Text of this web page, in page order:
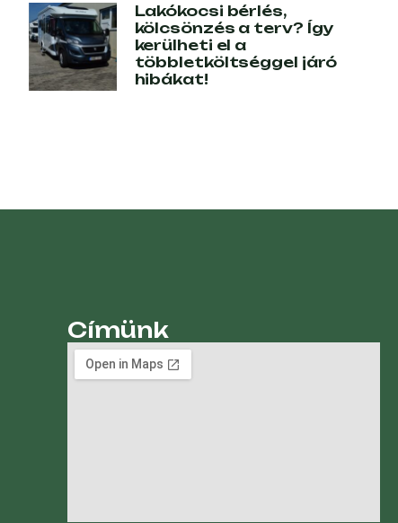
Lakókocsi bérlés,
kölcsönzés a terv? Így
kerülheti el a
többletköltséggel járó
hibákat!
Címünk